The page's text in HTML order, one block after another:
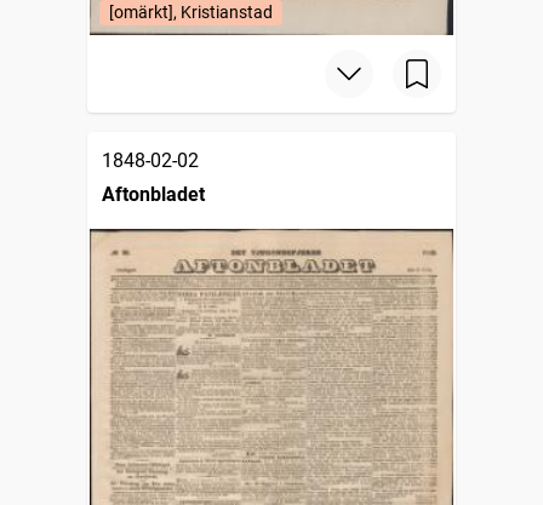
[omärkt], Kristianstad
1848-02-02
Aftonbladet